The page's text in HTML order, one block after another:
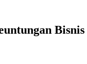
Bisnis